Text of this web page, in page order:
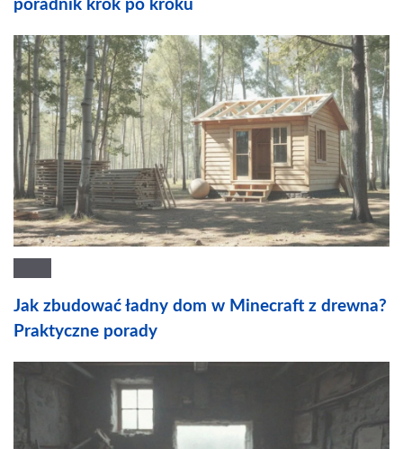
poradnik krok po kroku
Jak zbudować ładny dom w Minecraft z drewna?
Praktyczne porady